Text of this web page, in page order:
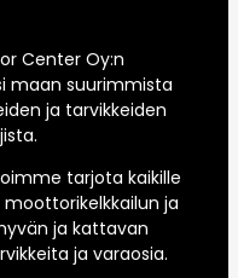
Center Oy:n
maan suurimmista
ja tarvikkeiden
tarjota kaikille
ja
ja kattavan
ja varaosia.